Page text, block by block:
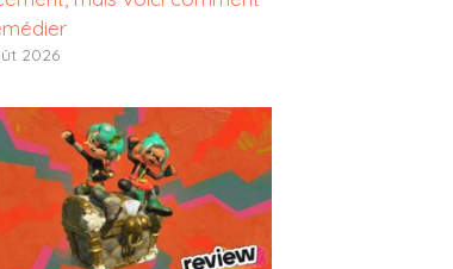
2026